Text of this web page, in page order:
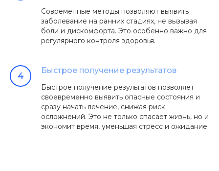
Современные методы позволяют выявить
заболевание на ранних стадиях, не вызывая
боли и дискомфорта. Это особенно важно для
регулярного контроля здоровья.
Быстрое получение результатов
Быстрое получение результатов позволяет
своевременно выявить опасные состояния и
сразу начать лечение, снижая риск
осложнений. Это не только спасает жизнь, но и
экономит время, уменьшая стресс и ожидание.